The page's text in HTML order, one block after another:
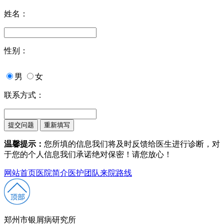
姓名：
性别：
男 女
联系方式：
温馨提示： 您所填的信息我们将及时反馈给医生进行诊断，对
于您的个人信息我们承诺绝对保密！请您放心！
网站首页医院简介医护团队来院路线
郑州市银屑病研究所